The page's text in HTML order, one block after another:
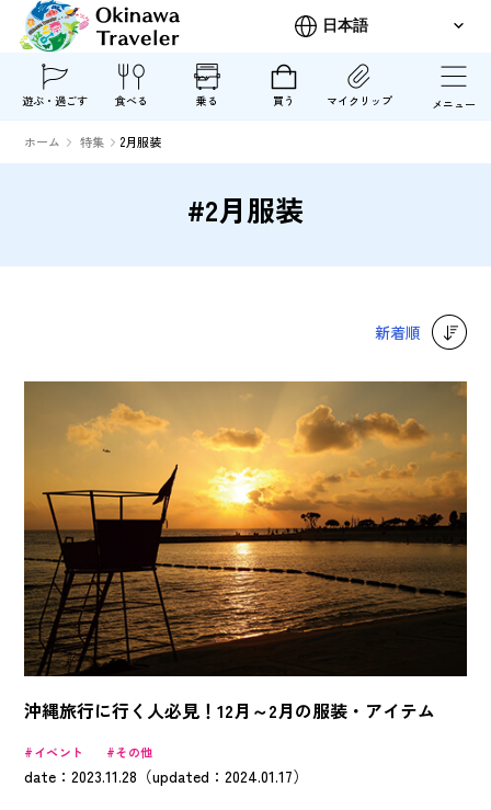
遊ぶ・過ごす 食べる 乗る 買う マイクリップ メニュー
ホーム 特集 2月服装
#2月服装
新着順
沖縄旅行に行く人必見！12月～2月の服装・アイテム
イベント その他
date：2023.11.28（updated：2024.01.17）